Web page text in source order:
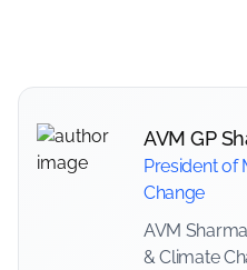
AVM GP
President of
Change
AVM
& Climate